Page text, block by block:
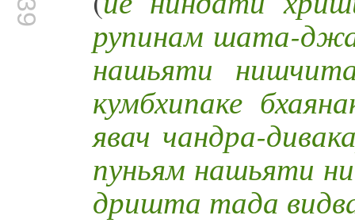
рупинам шата-
нашьяти
кумбхипаке
явач чандра-
пуньям нашьяти
дришта тада